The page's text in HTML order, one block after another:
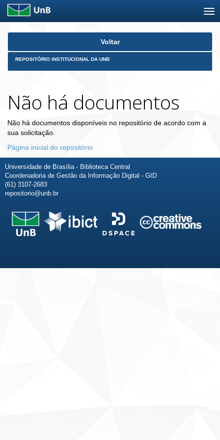
Skip
Voltar
REPOSITÓRIO INSTITUCIONAL DA UNB
Não há documentos
Não há documentos disponíveis no repositório de acordo com a
sua solicitação.
Página inicial do repositório
Universidade de Brasília - Biblioteca Central
Coordenadoria de Gestão da Informação Digital - GID
(61) 3107-2683
repositorio@unb.br